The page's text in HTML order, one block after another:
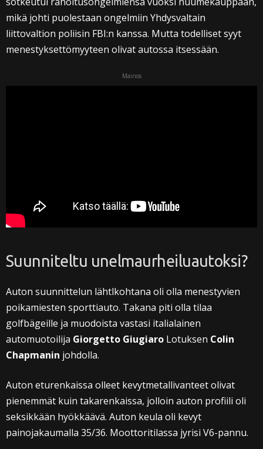
mikä johti puolestaan ongelmiin Yhdysvaltain
liittovaltion poliisin FBI:n kanssa. Mutta todelliset syyt
menestyksettömyyteen olivat autossa itsessään.
Mainos
Suunniteltu unelmaurheiluautoksi?
Auton suunnittelun lähtlkohtana oli olla menestyvien
poikamiesten sporttiauto. Takana piti olla tilaa
golfbägeille ja muodoista vastasi italialainen
automuotoilija Giorgetto Giugiaro Lotuksen Colin
Chapmanin johdolla.
Auton eturenkaissa olleet kevytmetallivanteet olivat
pienemmät kuin takarenkaissa, jolloin auton profiili oli
seksikkään hyökkäävä. Auton keula oli kevyt
painojakaumalla 35/36. Moottoritilassa jyrisi V6-pannu.